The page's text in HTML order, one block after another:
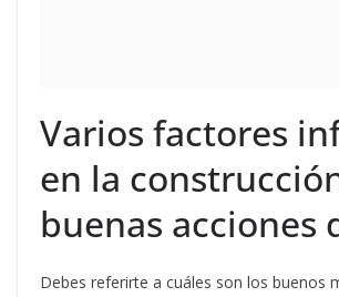
Varios factores
en la
buenas acciones
Debes referirte a cuáles son los buenos